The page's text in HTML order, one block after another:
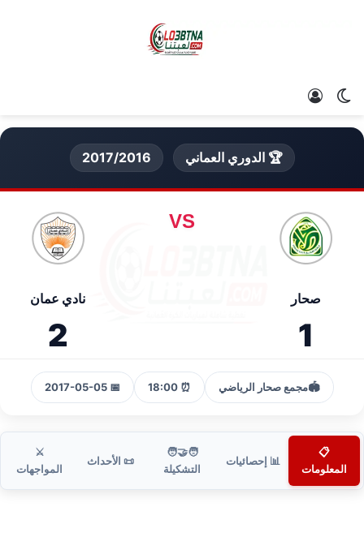
الوضع المظلم
🏆 الدوري العماني 2017/2016
صحار
1
VS
نادي عمان
2
🏟️مجمع صحار الرياضي ⏰ 18:00
📅 2017-05-05
📋
المعلومات
📊 إحصائيات
🧑‍🤝‍🧑
التشكيلة
📜 الأحداث
⚔️
المواجهات